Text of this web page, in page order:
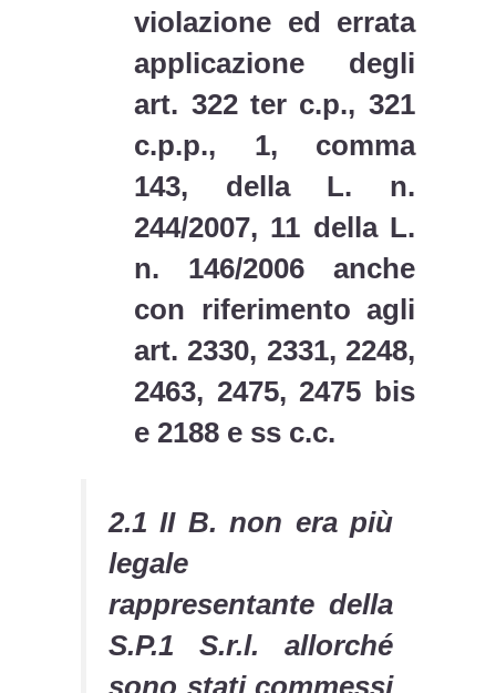
violazione ed errata
applicazione degli
art. 322 ter c.p., 321
c.p.p., 1, comma
143, della L. n.
244/2007, 11 della L.
n. 146/2006 anche
con riferimento agli
art. 2330, 2331, 2248,
2463, 2475, 2475 bis
e 2188 e ss c.c.
2.1 II B. non era più
legale
rappresentante della
S.P.1 S.r.l. allorché